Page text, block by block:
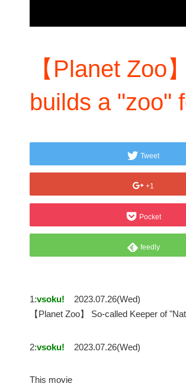
【Planet Zoo
builds a "zoo"
Tweet
+1
Pocket
feedly
1:vsoku!
2023.07.26(Wed)
【Planet Zoo】 So-called Keeper of
2:vsoku! 2023.07.26(Wed)
This movie